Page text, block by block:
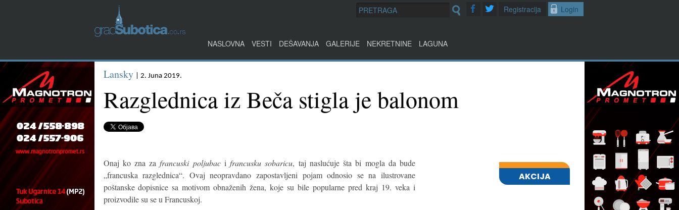
Login
Registracija
NASLOVNA VESTI DEŠAVANJA GALERIJE NEKRETNINE LAGUNA
Lansky | 2. Juna 2019.
Razglednica iz Beča stigla je balonom
Onaj ko zna zafrancuski poljubacifrancusku sobaricu, taj naslućuje šta bi mogla da bude
„francuska razglednica“. Ovaj neopravdano zapostavljeni pojam odnosio se na ilustrovane
poštanske dopisnice sa motivom obnaženih žena, koje su bile popularne pred kraj 19. veka i
proizvodile su se u Francuskoj.